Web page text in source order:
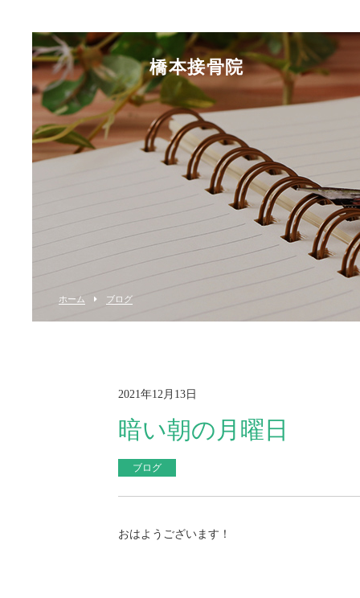
橋本接骨院
ホーム ブログ
2021年12月13日
暗い朝の月曜日
ブログ
おはようございます！